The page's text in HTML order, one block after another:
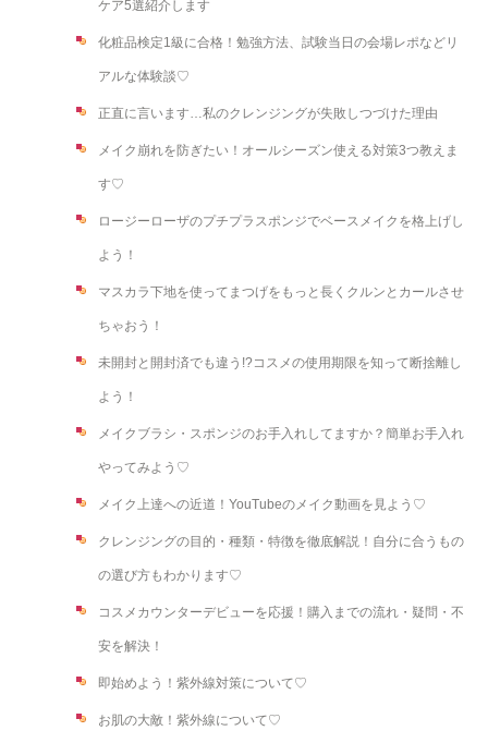
ケア5選紹介します
化粧品検定1級に合格！勉強方法、試験当日の会場レポなどリ
アルな体験談♡
正直に言います…私のクレンジングが失敗しつづけた理由
メイク崩れを防ぎたい！オールシーズン使える対策3つ教えま
す♡
ロージーローザのプチプラスポンジでベースメイクを格上げし
よう！
マスカラ下地を使ってまつげをもっと長くクルンとカールさせ
ちゃおう！
未開封と開封済でも違う!?コスメの使用期限を知って断捨離し
よう！
メイクブラシ・スポンジのお手入れしてますか？簡単お手入れ
やってみよう♡
メイク上達への近道！YouTubeのメイク動画を見よう♡
クレンジングの目的・種類・特徴を徹底解説！自分に合うもの
の選び方もわかります♡
コスメカウンターデビューを応援！購入までの流れ・疑問・不
安を解決！
即始めよう！紫外線対策について♡
お肌の大敵！紫外線について♡